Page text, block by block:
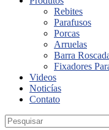
Rebites
Parafusos
Porcas
Arruelas
Barra
Fixadores
Videos
Noticías
Contato